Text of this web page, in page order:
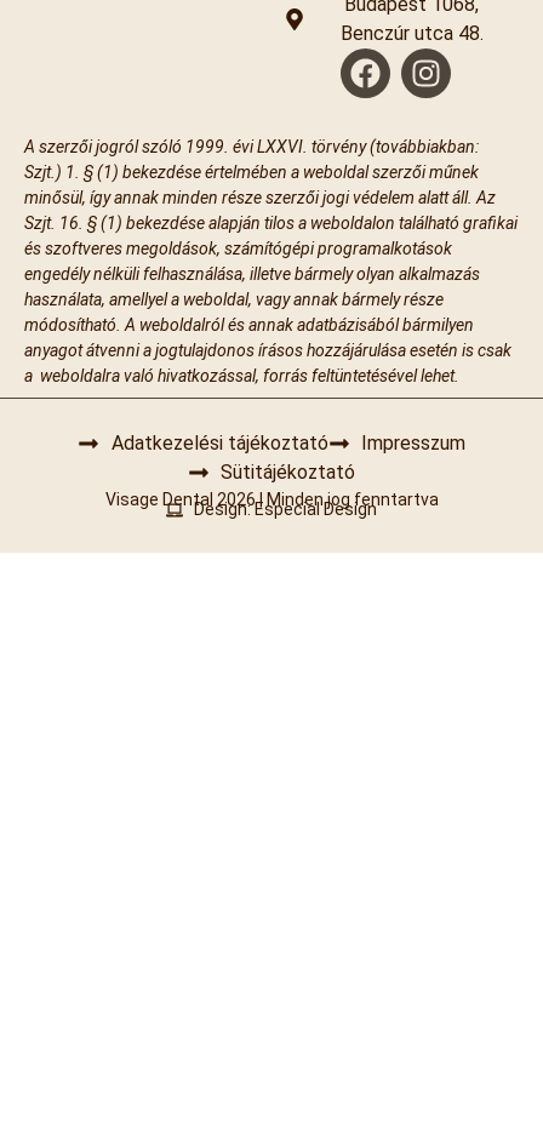
Benczúr utca 48.
A szerzői jogról szóló 1999. évi LXXVI. törvény (továbbiakban:
Szjt.) 1. § (1) bekezdése értelmében a weboldal szerzői műnek
minősül, így annak minden része szerzői jogi védelem alatt áll. Az
Szjt. 16. § (1) bekezdése alapján tilos a weboldalon található grafikai
és szoftveres megoldások, számítógépi programalkotások
engedély nélküli felhasználása, illetve bármely olyan alkalmazás
használata, amellyel a weboldal, vagy annak bármely része
módosítható. A weboldalról és annak adatbázisából bármilyen
anyagot átvenni a jogtulajdonos írásos hozzájárulása esetén is csak
a weboldalra való hivatkozással, forrás feltüntetésével lehet.
Adatkezelési tájékoztató
Impresszum
Sütitájékoztató
Visage Dental 2026 | Minden jog fenntartva
Design: Especial Design